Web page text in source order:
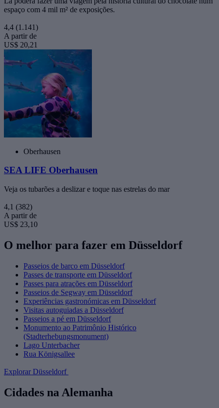
espaço com 4 mil m² de exposições.
4,4 (1.141)
A partir de
US$ 20,21
Oberhausen
SEA LIFE Oberhausen
Veja os tubarões a deslizar e toque nas estrelas do mar
4,1 (382)
A partir de
US$ 23,10
O melhor para fazer em Düsseldorf
Passeios de barco em Düsseldorf
Passes de transporte em Düsseldorf
Passes para atrações em Düsseldorf
Passeios de Segway em Düsseldorf
Experiências gastronómicas em Düsseldorf
Visitas autoguiadas a Düsseldorf
Passeios a pé em Düsseldorf
Monumento ao Patrimônio Histórico
(Stadterhebungsmonument)
Lago Unterbacher
Rua Königsallee
Explorar Düsseldorf
Cidades na Alemanha